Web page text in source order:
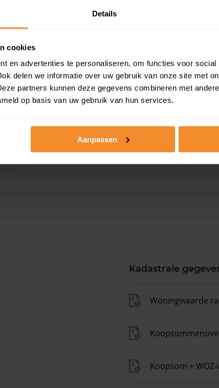
Details
cookies
en advertenties te personaliseren, om functies voor
delen we informatie over uw gebruik van onze site met
partners kunnen deze gegevens combineren met
op basis van uw gebruik van hun services.
Aanpassen
Kadastrale
Woningwaarde
Koopsom +